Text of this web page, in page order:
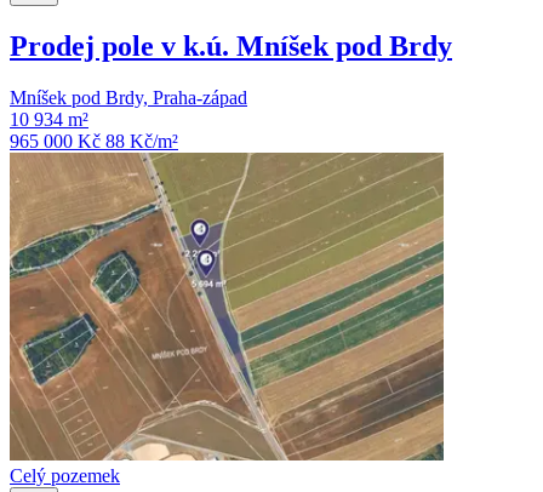
Prodej pole v k.ú. Mníšek pod Brdy
Mníšek pod Brdy, Praha-západ
10 934 m²
965 000 Kč 88 Kč/m²
Celý pozemek